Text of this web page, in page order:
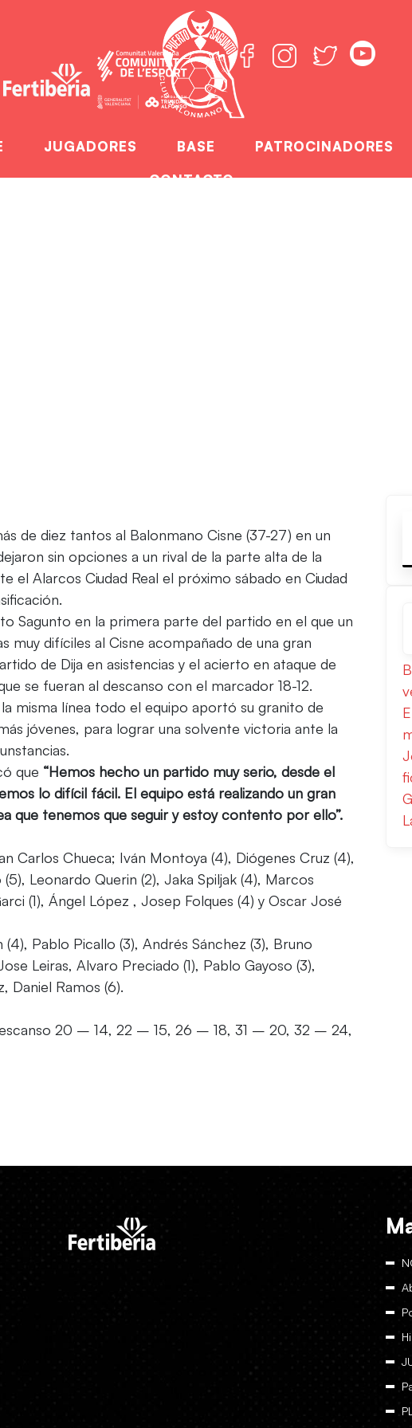
JUGADORES BASE PATROCINADORES
CONTACTO
de diez tantos al Balonmano Cisne (37-27) en un
sin opciones a un rival de la parte alta de la
el Alarcos Ciudad Real el próximo sábado en Ciudad
Sagunto en la primera parte del partido en el que un
muy difíciles al Cisne acompañado de una gran
de Dija en asistencias y el acierto en ataque de
se fueran al descanso con el marcador 18-12.
misma línea todo el equipo aportó su granito de
jóvenes, para lograr una solvente victoria ante la
que “Hemos hecho un partido muy serio, desde el
lo difícil fácil. El equipo está realizando un gran
que tenemos que seguir y estoy contento por ello”.
Carlos Chueca; Iván Montoya (4), Diógenes Cruz (4),
Leonardo Querin (2), Jaka Spiljak (4), Marcos
(1), Ángel López , Josep Folques (4) y Oscar José
Pablo Picallo (3), Andrés Sánchez (3), Bruno
Leiras, Alvaro Preciado (1), Pablo Gayoso (3),
Daniel Ramos (6).
20 – 14, 22 – 15, 26 – 18, 31 – 20, 32 – 24,